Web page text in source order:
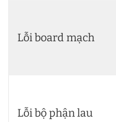
Lỗi board mạch
Lỗi bộ phận lau